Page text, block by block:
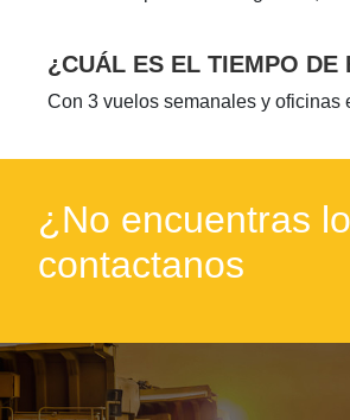
¿CUÁL ES EL TIEMPO DE
Con 3 vuelos semanales y oficinas
¿No encuentras
contactanos